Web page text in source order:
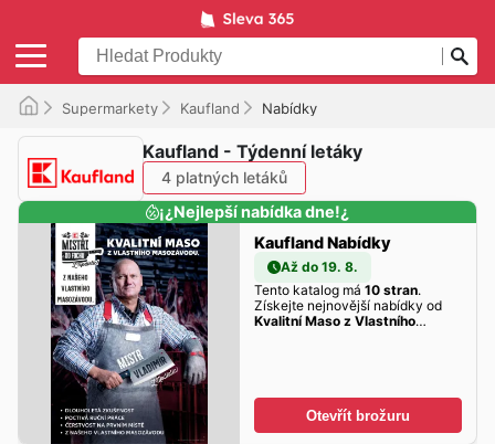
Supermarkety Kaufland Nabídky
Kaufland - Týdenní letáky
4 platných letáků
¡¿Nejlepší nabídka dne!¿
Kaufland Nabídky
Až do 19. 8.
Tento katalog má 10 stran.
Získejte nejnovější nabídky od
Kvalitní Maso z Vlastního
Otevřít brožuru